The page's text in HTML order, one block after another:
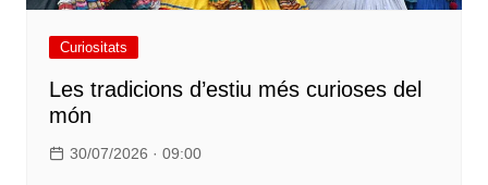
Curiositats
Les tradicions d’estiu més curioses del
món
30/07/2026 · 09:00